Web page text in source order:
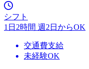
シフト
1日2時間 週2日からOK
交通費支給
未経験OK